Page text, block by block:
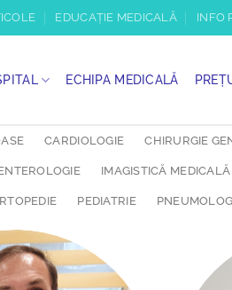
EDUCAȚIE MEDICALĂ INFO
ECHIPA MEDICALĂ
CARDIOLOGIE CHIRURGIE
IMAGISTICĂ MEDICALĂ
PEDIATRIE